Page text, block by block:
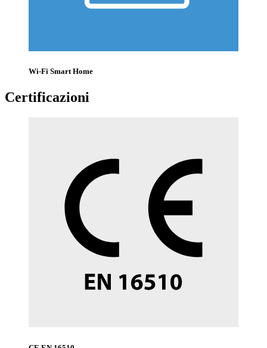
Wi-Fi Smart Home
Certificazioni